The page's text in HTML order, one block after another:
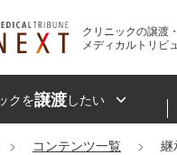
クリニックの譲渡
メディカルトリビ
クを譲渡したい
コンテンツ一覧 継